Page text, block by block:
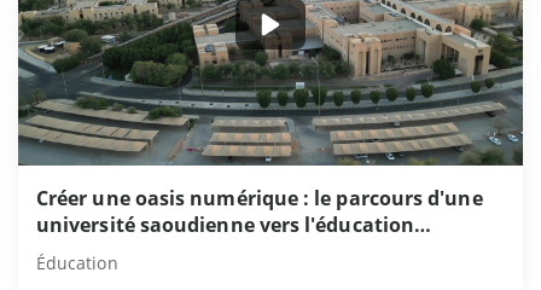
Créer une oasis numérique : le parcours d'une
université saoudienne vers l'éducation
intelligente
Éducation